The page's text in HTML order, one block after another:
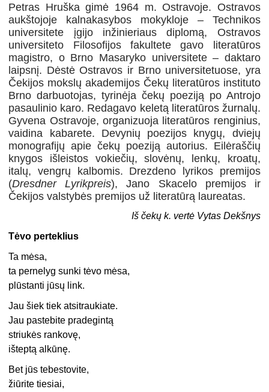
Petras Hruška gimė 1964 m. Ostravoje. Ostravos
aukštojoje kalnakasybos mokykloje – Technikos
universitete įgijo inžinieriaus diplomą, Ostravos
universiteto Filosofijos fakultete gavo literatūros
magistro, o Brno Masaryko universitete – daktaro
laipsnį. Dėstė Ostravos ir Brno universitetuose, yra
Čekijos mokslų akademijos Čekų literatūros instituto
Brno darbuotojas, tyrinėja čekų poeziją po Antrojo
pasaulinio karo. Redagavo keletą literatūros žurnalų.
Gyvena Ostravoje, organizuoja literatūros renginius,
vaidina kabarete. Devynių poezijos knygų, dviejų
monografijų apie čekų poeziją autorius. Eilėraščių
knygos išleistos vokiečių, slovėnų, lenkų, kroatų,
italų, vengrų kalbomis. Drezdeno lyrikos premijos
(Dresdner Lyrikpreis), Jano Skacelo premijos ir
Čekijos valstybės premijos už literatūrą laureatas.
Iš čekų k. vertė Vytas Dekšnys
Tėvo perteklius
Ta mėsa,
ta pernelyg sunki tėvo mėsa,
plūstanti jūsų link.
Jau šiek tiek atsitraukiate.
Jau pastebite pradegintą
striukės rankovę,
išteptą alkūnę.
Bet jūs tebestovite,
žiūrite tiesiai,